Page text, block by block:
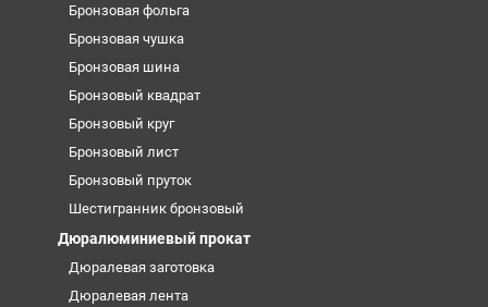
Бронзовая фольга
Бронзовая чушка
Бронзовая шина
Бронзовый квадрат
Бронзовый круг
Бронзовый лист
Бронзовый пруток
Шестигранник бронзовый
Дюралюминиевый прокат
Дюралевая заготовка
Дюралевая лента